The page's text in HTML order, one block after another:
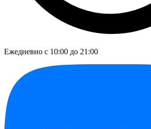
Ежедневно с 10:00 до 21:00